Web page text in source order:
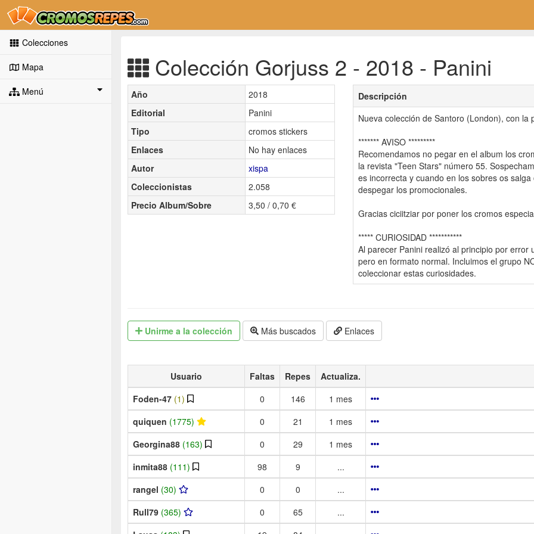
Colecciones
Mapa
Menú
Colección Gorjuss 2 - 2018 - Panini
Año
2018
Editorial
Panini
Tipo
cromos stickers
Enlaces
No hay enlaces
Autor
xispa
Coleccionistas
2.058
Precio Album/Sobre
3,50 / 0,70 €
Descripción
Nueva colección de Santoro (London), con la
******* AVISO *********
Recomendamos no pegar en el album los
la revista "Teen Stars" número 55.
es incorrecta y cuando en los sobres os
despegar los promocionales.
Gracias ciciitziar por poner los cromos
***** CURIOSIDAD ***********
Al parecer Panini realizó al principio por error
pero en formato normal. Incluimos el grupo
coleccionar estas curiosidades.
Unirme a la colección Más buscados Enlaces
Usuario Faltas Repes Actualiza.
Foden-47 (1) 0 146
1 mes
quiquen (1775) 0 21
1 mes
Georgina88 (163) 0 29
1 mes
inmita88 (111) 98 9
...
rangel (30) 0 0
...
Rull79 (365) 0 65
...